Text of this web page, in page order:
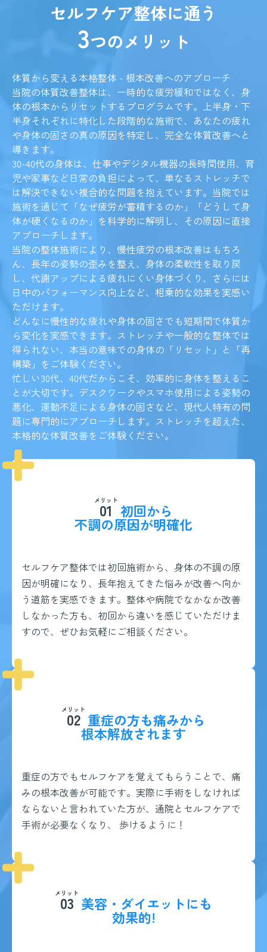
セルフケア整体に通う
3つのメリット
体質から変える本格整体 - 根本改善へのアプローチ
当院の体質改善整体は、一時的な疲労緩和ではなく、身
体の根本からリセットするプログラムです。上半身・下
半身それぞれに特化した段階的な施術で、あなたの疲れ
や身体の固さの真の原因を特定し、完全な体質改善へと
導きます。
30-40代の身体は、仕事やデジタル機器の長時間使用、育
児や家事など日常の負担によって、単なるストレッチで
は解決できない複合的な問題を抱えています。当院では
施術を通じて「なぜ疲労が蓄積するのか」「どうして身
体が硬くなるのか」を科学的に解明し、その原因に直接
アプローチします。
当院の整体施術により、慢性疲労の根本改善はもちろ
ん、長年の姿勢の歪みを整え、身体の柔軟性を取り戻
し、代謝アップによる疲れにくい身体づくり、さらには
日中のパフォーマンス向上など、相乗的な効果を実感い
ただけます。
どんなに慢性的な疲れや身体の固さでも短期間で体質か
ら変化を実感できます。ストレッチや一般的な整体では
得られない、本当の意味での身体の「リセット」と「再
構築」をご体験ください。
忙しい30代、40代だからこそ、効率的に身体を整えるこ
とが大切です。デスクワークやスマホ使用による姿勢の
悪化、運動不足による身体の固さなど、現代人特有の問
題に専門的にアプローチします。ストレッチを超えた、
本格的な体質改善をご体験ください。
メリット
01 初回から
不調の原因が明確化
セルフケア整体では初回施術から、身体の不調の原
因が明確になり、長年抱えてきた悩みが改善へ向か
う道筋を実感できます。整体や病院でなかなか改善
しなかった方も、初回から違いを感じていただけま
すので、ぜひお気軽にご相談ください。
メリット
02 重症の方も痛みから
根本解放されます
重症の方でもセルフケアを覚えてもらうことで、痛
みの根本改善が可能です。実際に手術をしなければ
ならないと言われていた方が、通院とセルフケアで
手術が必要なくなり、 歩けるように！
メリット
03 美容・ダイエットにも
効果的!